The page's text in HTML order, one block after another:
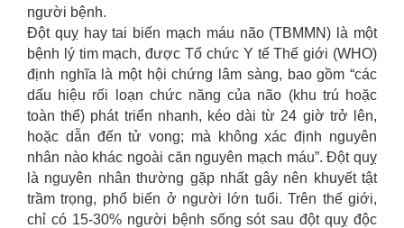
người bệnh.
Đột quỵ hay tai biến mạch máu não (TBMMN) là một
bệnh lý tim mạch, được Tổ chức Y tế Thế giới (WHO)
định nghĩa là một hội chứng lâm sàng, bao gồm “các
dấu hiệu rối loạn chức năng của não (khu trú hoặc
toàn thể) phát triển nhanh, kéo dài từ 24 giờ trở lên,
hoặc dẫn đến tử vong; mà không xác định nguyên
nhân nào khác ngoài căn nguyên mạch máu”. Đột quỵ
là nguyên nhân thường gặp nhất gây nên khuyết tật
trầm trọng, phổ biến ở người lớn tuổi. Trên thế giới,
chỉ có 15-30% người bệnh sống sót sau đột quỵ độc